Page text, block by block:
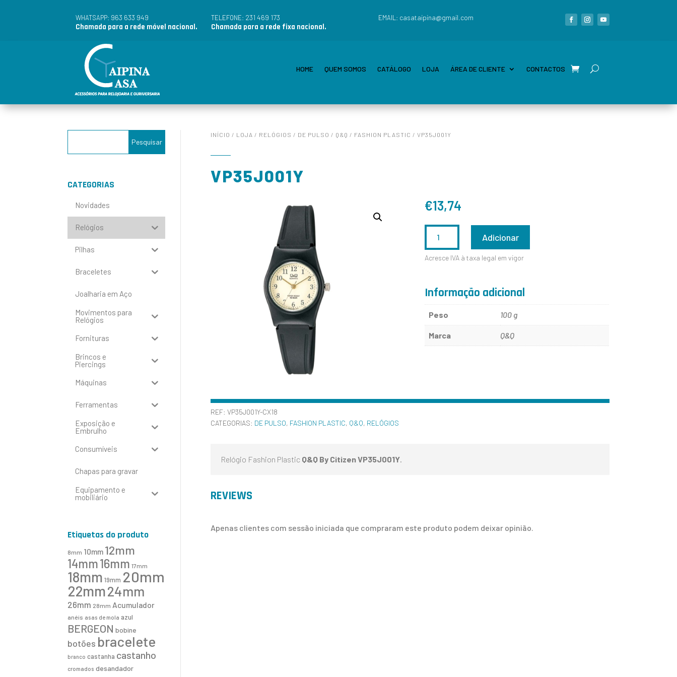
WHATSAPP: 963 633 949
Chamada para a rede móvel nacional.
TELEFONE: 231 469 173
Chamada para a rede fixa nacional.
EMAIL: casataipina@gmail.com
HOME QUEM SOMOS CATÁLOGO LOJA ÁREA DE CLIENTE CONTACTOS
CATEGORIAS
Novidades
Relógios
Pilhas
Braceletes
Joalharia em Aço
Movimentos para
Relógios
Fornituras
Brincos e
Piercings
Máquinas
Ferramentas
Exposição e
Embrulho
Consumíveis
Chapas para gravar
Equipamento e
mobiliário
Etiquetas do produto
8mm 10mm 12mm
14mm16mm 17mm
18mm 19mm 20mm
22mm24mm
26mm 28mm Acumulador
anéis asas de mola azul
BERGEON bobine
botões bracelete
branco castanha castanho
cromados desandador
INÍCIO / LOJA / RELÓGIOS / DE PULSO / Q&Q / FASHION PLASTIC / VP35J001Y
VP35J001Y
€13,74
QUANTIDADE
DE
Adicionar
Acresce IVA à taxa legal em vigor
Informação adicional
Peso 100 g
Marca Q&Q
REF: VP35J001Y-CX18
CATEGORIAS: DE PULSO, FASHION PLASTIC, Q&Q, RELÓGIOS
Relógio Fashion Plastic Q&Q By Citizen VP35J001Y.
REVIEWS
Apenas clientes com sessão iniciada que compraram este produto podem deixar opinião.